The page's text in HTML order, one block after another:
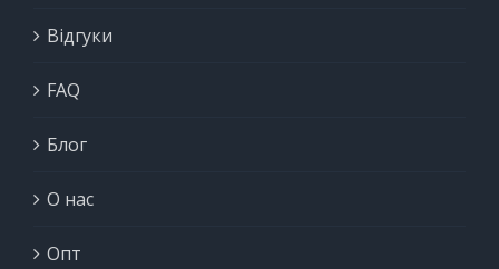
Відгуки
FAQ
Блог
О нас
Опт